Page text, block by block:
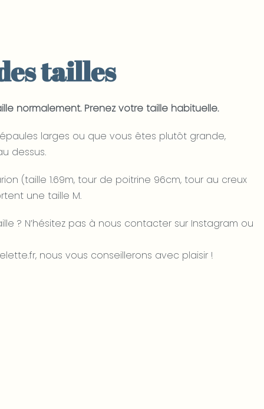
tailles
normalement. Prenez votre taille habituelle.
larges ou que vous êtes plutôt grande,
dessus.
(taille 1.69m, tour de poitrine 96cm, tour au creux
une taille M.
? N’hésitez pas à nous contacter sur Instagram ou
nous vous conseillerons avec plaisir !